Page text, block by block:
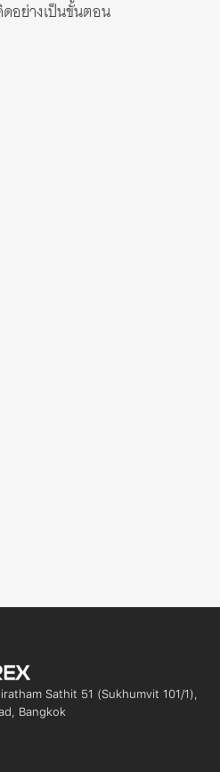
อย่างเป็นขั้นตอน
Sathit 51 (Sukhumvit 101/1),
Bangkok